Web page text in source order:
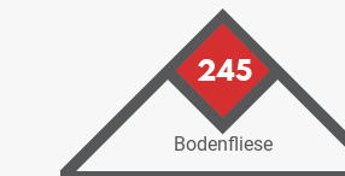
245
Bodenfliese